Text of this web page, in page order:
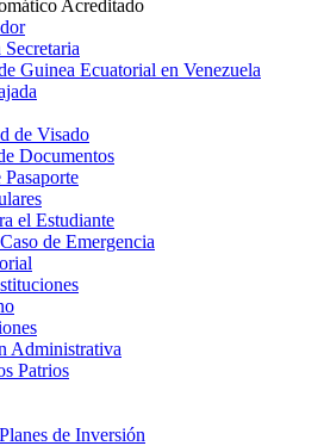
Acreditado
Guinea Ecuatorial en Venezuela
de Visado
Documentos
el Estudiante
de Emergencia
Administrativa
Patrios
de Inversión